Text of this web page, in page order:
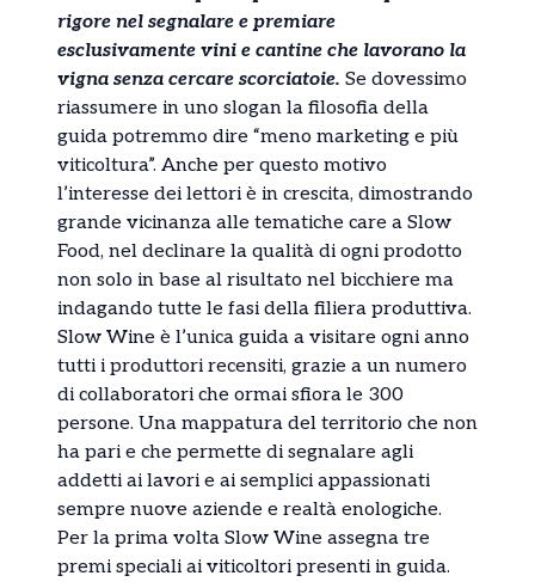
rigore nel segnalare e premiare
esclusivamente vini e cantine che lavorano la
vigna senza cercare scorciatoie. Se dovessimo
riassumere in uno slogan la filosofia della
guida potremmo dire “meno marketing e più
viticoltura”. Anche per questo motivo
l’interesse dei lettori è in crescita, dimostrando
grande vicinanza alle tematiche care a Slow
Food, nel declinare la qualità di ogni prodotto
non solo in base al risultato nel bicchiere ma
indagando tutte le fasi della filiera produttiva.
Slow Wine è l’unica guida a visitare ogni anno
tutti i produttori recensiti, grazie a un numero
di collaboratori che ormai sfiora le 300
persone. Una mappatura del territorio che non
ha pari e che permette di segnalare agli
addetti ai lavori e ai semplici appassionati
sempre nuove aziende e realtà enologiche.
Per la prima volta Slow Wine assegna tre
premi speciali ai viticoltori presenti in guida.